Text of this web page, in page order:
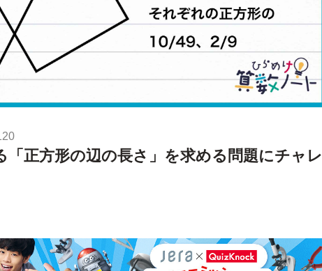
「正方形の辺の長さ」を求める問題にチャレ